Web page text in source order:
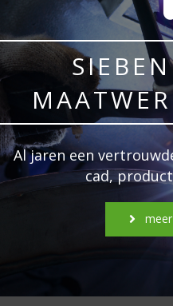
Al jaren een
cad,